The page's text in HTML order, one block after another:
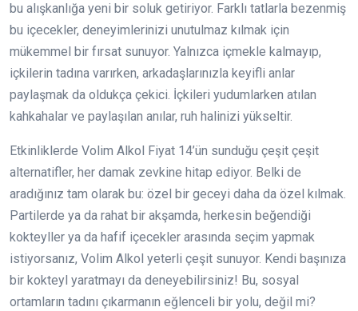
bu alışkanlığa yeni bir soluk getiriyor. Farklı tatlarla bezenmiş
bu içecekler, deneyimlerinizi unutulmaz kılmak için
mükemmel bir fırsat sunuyor. Yalnızca içmekle kalmayıp,
içkilerin tadına varırken, arkadaşlarınızla keyifli anlar
paylaşmak da oldukça çekici. İçkileri yudumlarken atılan
kahkahalar ve paylaşılan anılar, ruh halinizi yükseltir.
Etkinliklerde Volim Alkol Fiyat 14’ün sunduğu çeşit çeşit
alternatifler, her damak zevkine hitap ediyor. Belki de
aradığınız tam olarak bu: özel bir geceyi daha da özel kılmak.
Partilerde ya da rahat bir akşamda, herkesin beğendiği
kokteyller ya da hafif içecekler arasında seçim yapmak
istiyorsanız, Volim Alkol yeterli çeşit sunuyor. Kendi başınıza
bir kokteyl yaratmayı da deneyebilirsiniz! Bu, sosyal
ortamların tadını çıkarmanın eğlenceli bir yolu, değil mi?